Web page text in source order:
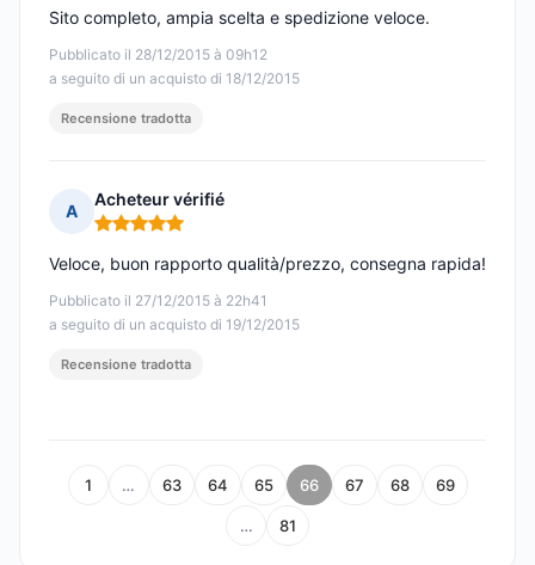
Pubblicato il 28/12/2015 à 09h12
a seguito di un acquisto di 18/12/2015
Sito completo, ampia scelta e spedizione veloce.
Recensione tradotta
A
Acheteur vérifié
Nota: 5 su 5
Pubblicato il 27/12/2015 à 22h41
a seguito di un acquisto di 19/12/2015
Veloce, buon rapporto qualità/prezzo, consegna rapida!
Recensione tradotta
1 … 63 64 65 66 67 68 69
… 81